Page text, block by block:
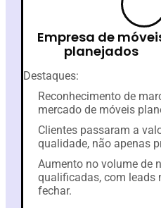
Empresa de
planejados
Destaques:
Reconhecimento de
mercado de móveis
Clientes passaram a
qualidade, não apenas
Aumento no volume de
qualificadas, com leads
fechar.